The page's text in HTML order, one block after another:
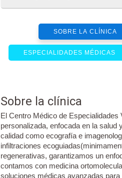
SOBRE LA CLÍNICA
ESPECIALIDADES MÉDICAS
Sobre la clínica
El Centro Médico de
personalizada, enfocada en la salud
calidad como ecografía e
infiltraciones
regenerativas, garantizamos un
contamos con medicina
soluciones médicas avanzadas